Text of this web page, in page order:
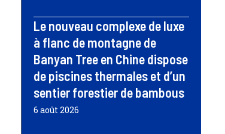
Le nouveau complexe de luxe
à flanc de montagne de
Banyan Tree en Chine dispose
de piscines thermales et d’un
sentier forestier de bambous
6 août 2026